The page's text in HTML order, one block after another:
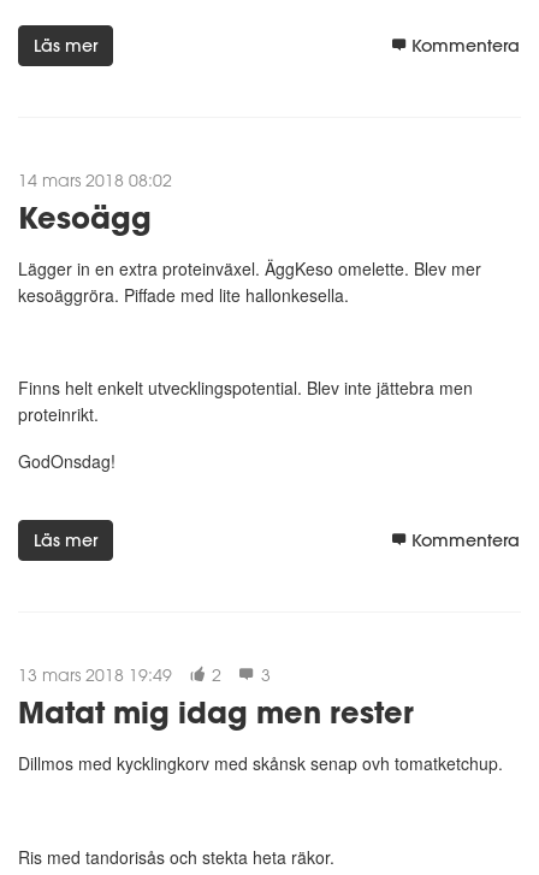
Läs mer Kommentera
14 mars 2018 08:02
Kesoägg
Lägger in en extra proteinväxel. ÄggKeso omelette. Blev mer
kesoäggröra. Piffade med lite hallonkesella.
Finns helt enkelt utvecklingspotential. Blev inte jättebra men
proteinrikt.
GodOnsdag!
Läs mer Kommentera
13 mars 2018 19:49 2 3
Matat mig idag men rester
Dillmos med kycklingkorv med skånsk senap ovh tomatketchup.
Ris med tandorisås och stekta heta räkor.